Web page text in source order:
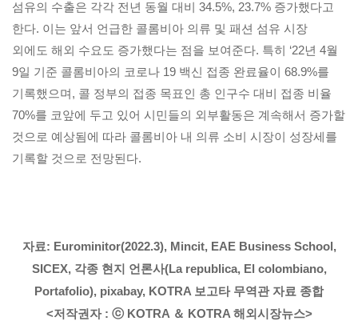
섬유의 수출은 각각 전년 동월 대비 34.5%, 23.7% 증가했다고
한다. 이는 앞서 언급한 콜롬비아 의류 및 패션 섬유 시장
외에도 해외 수요도 증가했다는 점을 보여준다. 특히 ‘22년 4월
9일 기준 콜롬비아의 코로나 19 백신 접종 완료율이 68.9%를
기록했으며, 콜 정부의 접종 목표인 총 인구수 대비 접종 비율
70%를 코앞에 두고 있어 시민들의 외부활동은 계속해서 증가할
것으로 예상됨에 따라 콜롬비아 내 의류 소비 시장이 성장세를
기록할 것으로 전망된다.
자료: Eurominitor(2022.3), Mincit, EAE Business School,
SICEX, 각종 현지 언론사(La republica, El colombiano,
Portafolio), pixabay, KOTRA 보고타 무역관 자료 종합
<저작권자 : ⓒ KOTRA ＆ KOTRA 해외시장뉴스>